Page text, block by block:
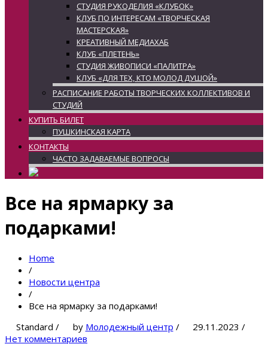
СТУДИЯ РУКОДЕЛИЯ «КЛУБОК»
КЛУБ ПО ИНТЕРЕСАМ «ТВОРЧЕСКАЯ
МАСТЕРСКАЯ»
КРЕАТИВНЫЙ МЕДИАХАБ
КЛУБ «ПЛЕТЕНЬ»
СТУДИЯ ЖИВОПИСИ «ПАЛИТРА»
КЛУБ «ДЛЯ ТЕХ, КТО МОЛОД ДУШОЙ»
РАСПИСАНИЕ РАБОТЫ ТВОРЧЕСКИХ КОЛЛЕКТИВОВ И
СТУДИЙ
КУПИТЬ БИЛЕТ
ПУШКИНСКАЯ КАРТА
КОНТАКТЫ
ЧАСТО ЗАДАВАЕМЫЕ ВОПРОСЫ
Все на ярмарку за
подарками!
Home
/
Новости центра
/
Все на ярмарку за подарками!
Standard / by Молодежный центр / 29.11.2023/
Нет комментариев